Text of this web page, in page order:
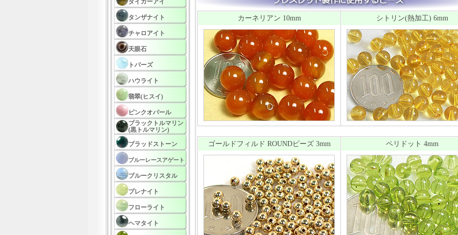
タイガーアイ
タンザナイト
チャロアイト
天眼石
トパーズ
ハウライト
翡翠(ヒスイ)
ピンクオパール
ブラックトルマリン
(黒トルマリン)
ブラッドストーン
ブルーレースアゲート
ブルークリスタル
プレナイト
フローライト
ヘマタイト
カーネリアン 10mm シトリン(熱加工) 6mm
ゴールドフィルド ROUNDビーズ 3mm ペリドット 4mm